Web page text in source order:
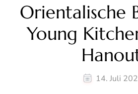
Orientalische
Young
14. Juli